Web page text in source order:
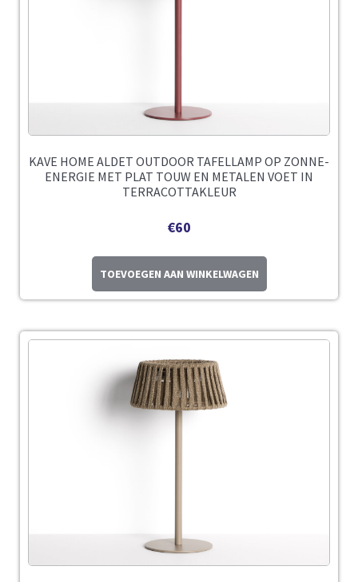
KAVE HOME ALDET OUTDOOR TAFELLAMP OP ZONNE-
ENERGIE MET PLAT TOUW EN METALEN VOET IN
TERRACOTTAKLEUR
€60
TOEVOEGEN AAN WINKELWAGEN